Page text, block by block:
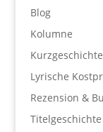
Blog
Kolumne
Kurzgeschichte
Lyrische
Rezension &
Titelgeschichte